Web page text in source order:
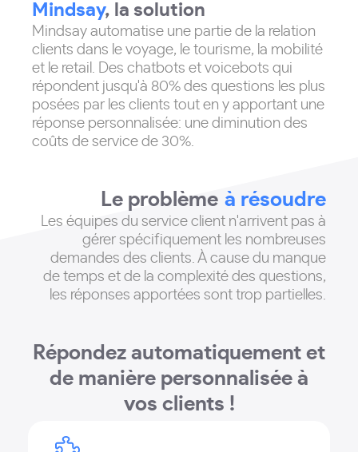
Mindsay, la solution
Mindsay automatise une partie de la relation
clients dans le voyage, le tourisme, la mobilité
et le retail. Des chatbots et voicebots qui
répondent jusqu'à 80% des questions les plus
posées par les clients tout en y apportant une
réponse personnalisée: une diminution des
coûts de service de 30%.
Le problème à résoudre
Les équipes du service client n'arrivent pas à
gérer spécifiquement les nombreuses
demandes des clients. À cause du manque
de temps et de la complexité des questions,
les réponses apportées sont trop partielles.
Répondez automatiquement et
de manière personnalisée à
vos clients !